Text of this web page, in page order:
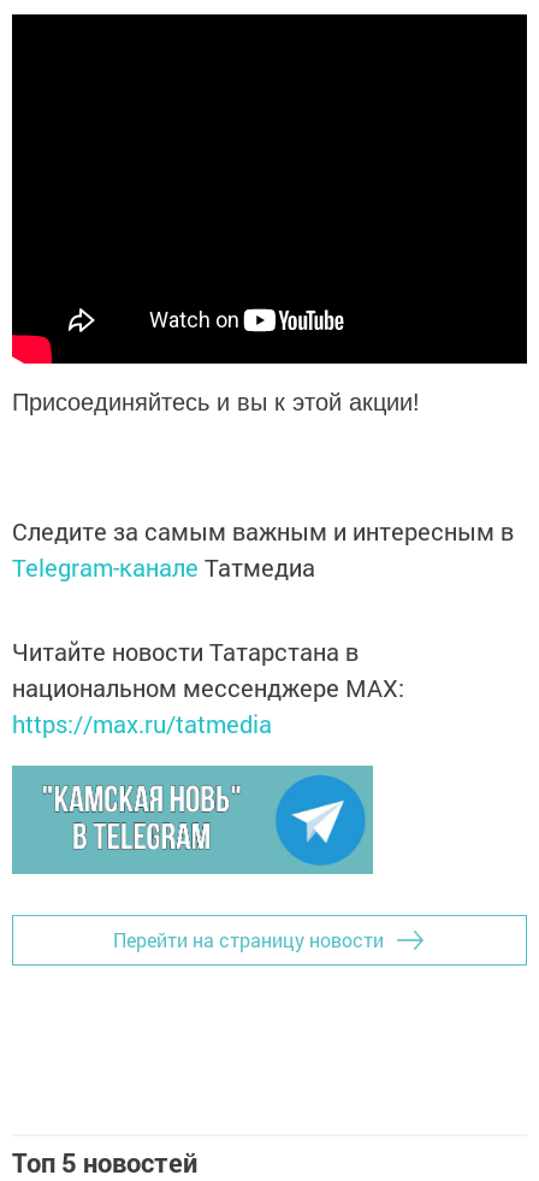
Присоединяйтесь и вы к этой акции!
Следите за самым важным и интересным в
Telegram-канале Татмедиа
Читайте новости Татарстана в
национальном мессенджере MАХ:
https://max.ru/tatmedia
Перейти на страницу новости
Топ 5 новостей